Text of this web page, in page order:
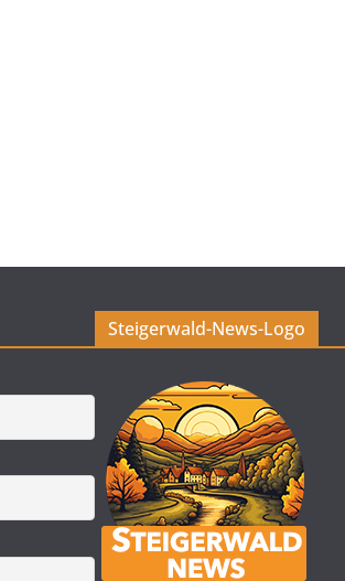
Steigerwald-News-Logo